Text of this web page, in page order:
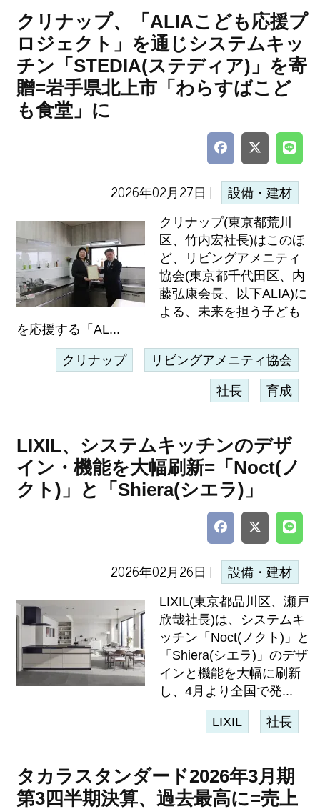
クリナップ、「ALIAこども応援プ
ロジェクト」を通じシステムキッ
チン「STEDIA(ステディア)」を寄
贈=岩手県北上市「わらすばこど
も食堂」に
2026年02月27日 | 設備・建材
クリナップ(東京都荒川
区、竹内宏社長)はこのほ
ど、リビングアメニティ
協会(東京都千代田区、内
藤弘康会長、以下ALIA)に
よる、未来を担う子ども
を応援する「AL...
クリナップ リビングアメニティ協会
社長 育成
LIXIL、システムキッチンのデザ
イン・機能を大幅刷新=「Noct(ノ
クト)」と「Shiera(シエラ)」
2026年02月26日 | 設備・建材
LIXIL(東京都品川区、瀬戸
欣哉社長)は、システムキ
ッチン「Noct(ノクト)」と
「Shiera(シエラ)」のデザ
インと機能を大幅に刷新
し、4月より全国で発...
LIXIL 社長
タカラスタンダード2026年3月期
第3四半期決算、過去最高に=売上